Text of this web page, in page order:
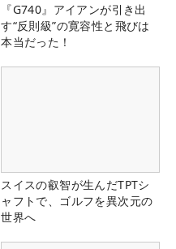
『G740』アイアンが引き出
す“反則級”の寛容性と飛びは
本当だった！
スイスの叡智が生んだTPTシ
ャフトで、ゴルフを異次元の
世界へ